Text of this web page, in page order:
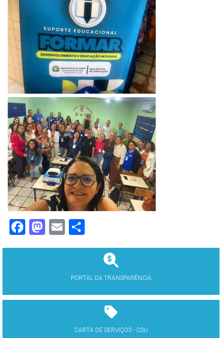
Facebook
Mastodon
Email
PORTAL DA TRANSPARÊNCIA
CARTA DE SERVIÇOS - CSU